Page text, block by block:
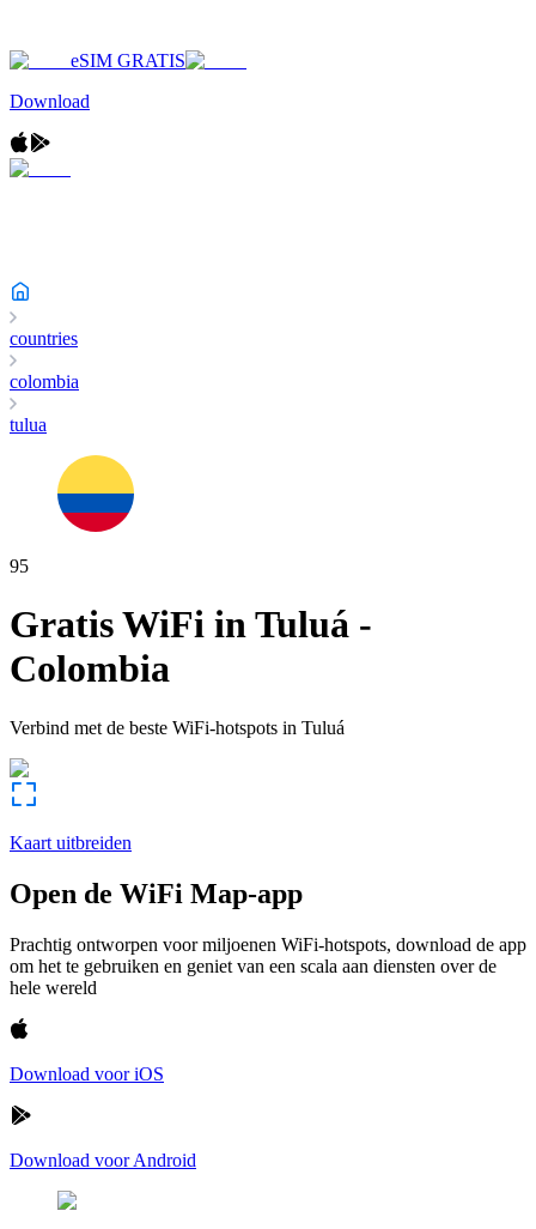
eSIM GRATIS
Download
countries
colombia
tulua
95
Gratis WiFi inTuluá -
Colombia
Verbind met de beste WiFi-hotspots in Tuluá
Kaart uitbreiden
Open de WiFi Map-app
Prachtig ontworpen voor miljoenen WiFi-hotspots, download de app
om het te gebruiken en geniet van een scala aan diensten over de
hele wereld
Download voor iOS
Download voor Android